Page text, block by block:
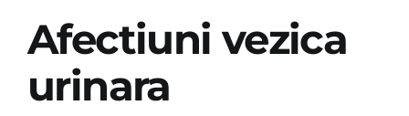
Afectiuni vezica
urinara